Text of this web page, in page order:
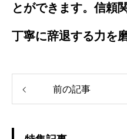
とができます。信頼
丁寧に辞退する力を
前の記事